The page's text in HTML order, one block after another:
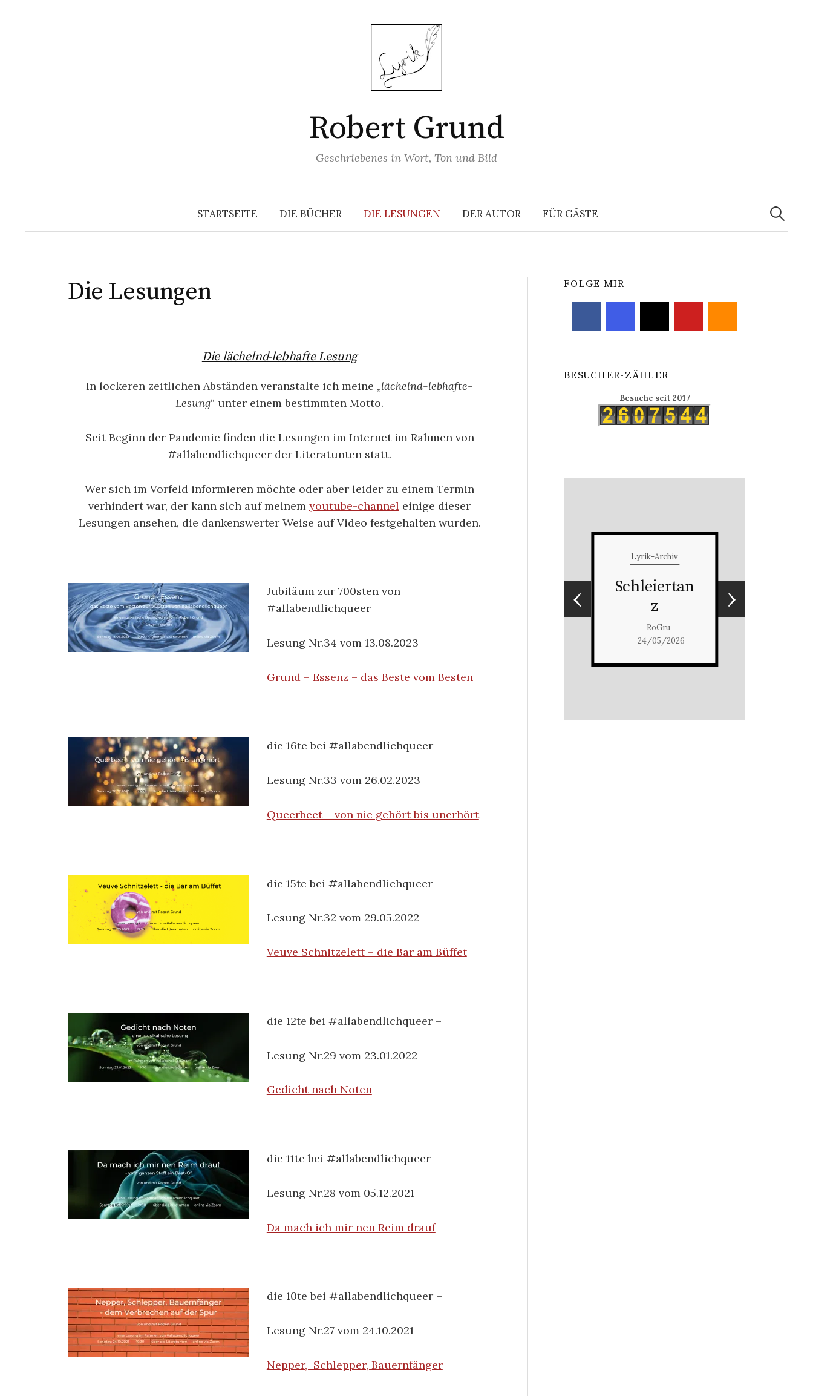
Robert Grund
Geschriebenes in Wort, Ton und Bild
STARTSEITE DIE BÜCHER DIE LESUNGEN DER AUTOR FÜR GÄSTE
Suchen
nach:
Die Lesungen
Die lächelnd-lebhafte Lesung
In lockeren zeitlichen Abständen veranstalte ich meine „lächelnd-lebhafte-
Lesung“ unter einem bestimmten Motto.
Seit Beginn der Pandemie finden die Lesungen im Internet im Rahmen von
#allabendlichqueer der Literatunten statt.
Wer sich im Vorfeld informieren möchte oder aber leider zu einem Termin
verhindert war, der kann sich auf meinem youtube-channel einige dieser
Lesungen ansehen, die dankenswerter Weise auf Video festgehalten wurden.
Jubiläum zur 700sten von
#allabendlichqueer
Lesung Nr.34 vom 13.08.2023
Grund – Essenz – das Beste vom Besten
die 16te bei #allabendlichqueer
Lesung Nr.33 vom 26.02.2023
Queerbeet – von nie gehört bis unerhört
die 15te bei #allabendlichqueer –
Lesung Nr.32 vom 29.05.2022
Veuve Schnitzelett – die Bar am Büffet
die 12te bei #allabendlichqueer –
Lesung Nr.29 vom 23.01.2022
Gedicht nach Noten
die 11te bei #allabendlichqueer –
Lesung Nr.28 vom 05.12.2021
Da mach ich mir nen Reim drauf
die 10te bei #allabendlichqueer –
Lesung Nr.27 vom 24.10.2021
Nepper, Schlepper, Bauernfänger
FOLGE MIR
BESUCHER-ZÄHLER
Besuche seit 2017
Stadtratte
RoGru –
03/10/2016
n – ein
Zwiegesprä
RoGru –
Lyrik-Archiv
Schleiertan
z
RoGru –
24/05/2026
‹ ›